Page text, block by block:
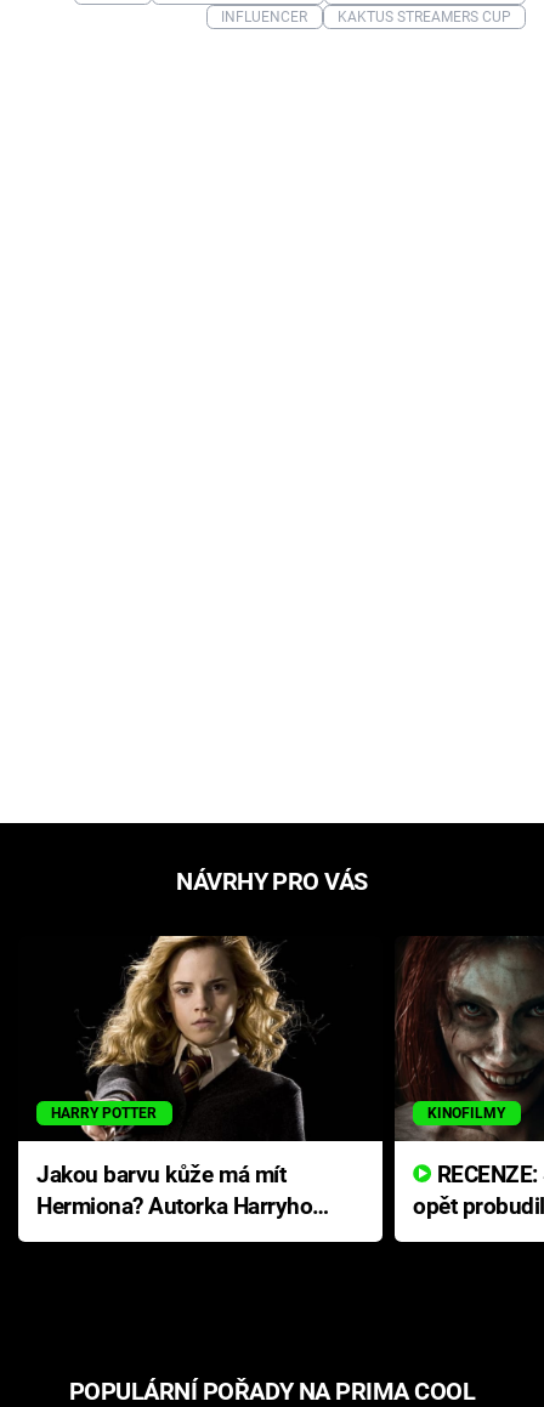
INFLUENCER
KAKTUS STREAMERS CUP
NÁVRHY PRO VÁS
HARRY POTTER
Jakou barvu kůže má mít
Hermiona? Autorka Harryho
Pottera přišla s ráznou
KINOFILMY
opět
přichází s
POPULÁRNÍ POŘADY NA PRIMA COOL